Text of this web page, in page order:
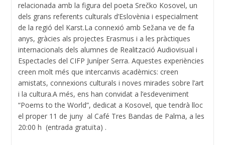
relacionada amb la figura del poeta Srečko Kosovel, un
dels grans referents culturals d’Eslovènia i especialment
de la regió del Karst.La connexió amb Sežana ve de fa
anys, gràcies als projectes Erasmus i a les pràctiques
internacionals dels alumnes de Realització Audiovisual i
Espectacles del CIFP Juníper Serra. Aquestes experiències
creen molt més que intercanvis acadèmics: creen
amistats, connexions culturals i noves mirades sobre l’art
i la cultura.A més, ens han convidat a l’esdeveniment
“Poems to the World”, dedicat a Kosovel, que tendrà lloc
el proper 11 de juny al Café Tres Bandas de Palma, a les
20:00 h (entrada gratuïta) .